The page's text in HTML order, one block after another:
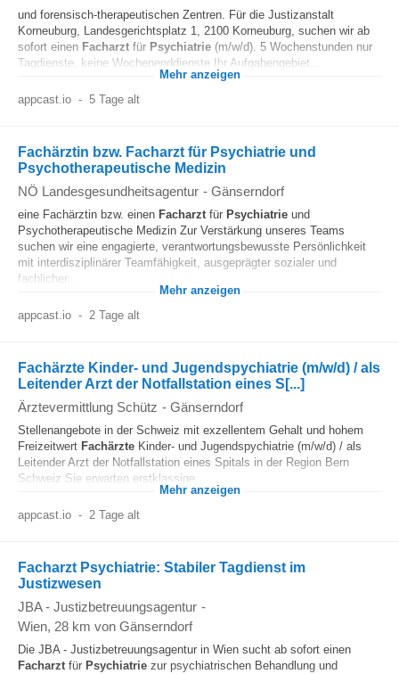
und forensisch-therapeutischen Zentren. Für die Justizanstalt
Korneuburg, Landesgerichtsplatz 1, 2100 Korneuburg, suchen wir ab
sofort einen Facharzt für Psychiatrie (m/w/d). 5 Wochenstunden nur
Tagdienste, keine Wochenenddienste Ihr Aufgabengebiet...
Mehr anzeigen
appcast.io - 5 Tage alt
Fachärztin bzw. Facharzt für Psychiatrie und
Psychotherapeutische Medizin
NÖ Landesgesundheitsagentur - Gänserndorf
eine Fachärztin bzw. einen Facharztfür Psychiatrie und
Psychotherapeutische Medizin Zur Verstärkung unseres Teams
suchen wir eine engagierte, verantwortungsbewusste Persönlichkeit
mit interdisziplinärer Teamfähigkeit, ausgeprägter sozialer und
fachlicher...
Mehr anzeigen
appcast.io - 2 Tage alt
Fachärzte Kinder- und Jugendspychiatrie (m/w/d) / als
Leitender Arzt der Notfallstation eines S[...]
Ärztevermittlung Schütz - Gänserndorf
Stellenangebote in der Schweiz mit exzellentem Gehalt und hohem
Freizeitwert Fachärzte Kinder- und Jugendspychiatrie (m/w/d) / als
Leitender Arzt der Notfallstation eines Spitals in der Region Bern
Schweiz Sie erwarten erstklassige...
Mehr anzeigen
appcast.io - 2 Tage alt
Facharzt Psychiatrie: Stabiler Tagdienst im
Justizwesen
JBA - Justizbetreuungsagentur -
Wien, 28 km von Gänserndorf
Die JBA - Justizbetreuungsagentur in Wien sucht ab sofort einen
Facharzt für Psychiatrie zur psychiatrischen Behandlung und